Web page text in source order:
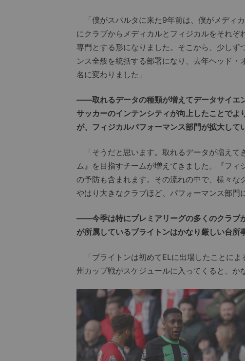
「僕がスパルタに来た9年前は、僕がメディ
にクラブからメディカルとフィジカルをそれ
専門とする形になりました。そこから、少し
ンス全般を統括する部署になり、去年ヘッド
名に変わりました」
――取れるデータの種類が増えてデータサイエ
サッカーのインテンシティが向上したことで
が、フィジカルパフォーマンス部門が拡大して
「そうだと思います。取れるデータが増えて
ム』を目指すチームが増えてきました。『フ
の予防も含まれます。その流れの中で、様々な
やはり大きなクラブほど、パフォーマンス部門
――今季は特にプレミアリーグの多くのクラブ
が所属しているブライトンはかなり厳しい台所
「ブライトンは初めてELに出場したことに
州カップ戦がスケジュールに入ってくると、か